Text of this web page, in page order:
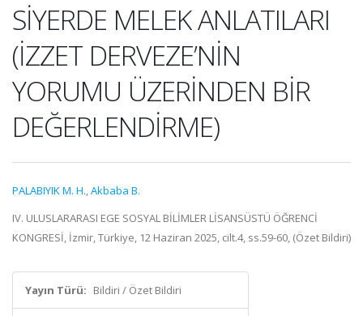
SİYERDE MELEK ANLATILARI
(İZZET DERVEZE’NİN
YORUMU ÜZERİNDEN BİR
DEĞERLENDİRME)
PALABIYIK M. H.,Akbaba B.
IV. ULUSLARARASI EGE SOSYAL BİLİMLER LİSANSÜSTÜ ÖĞRENCİ
KONGRESİ, İzmir, Türkiye, 12 Haziran 2025, cilt.4, ss.59-60, (Özet Bildiri)
Yayın Türü: Bildiri / Özet Bildiri